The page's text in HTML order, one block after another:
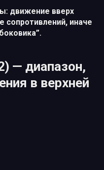
движение вверх
иначе
— диапазон,
в верхней